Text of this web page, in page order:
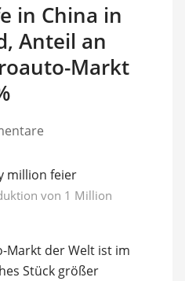
in China in
Anteil an
Markt
von 1 Million
Markt der Welt ist im
Stück größer